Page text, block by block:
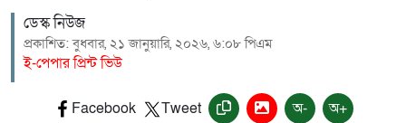
ডেস্ক নিউজ
প্রকাশিত: বুধবার, ২১ জানুয়ারি, ২০২৬, ৬:০৮ পিএম
ই-পেপার প্রিন্ট ভিউ
Facebook Tweet অ- অ+